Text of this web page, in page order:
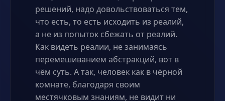
решений, надо довольствоваться тем,
что есть, то есть исходить из реалий,
а не из попыток сбежать от реалий.
Как видеть реалии, не занимаясь
перемешиванием абстракций, вот в
чём суть. А так, человек как в чёрной
комнате, благодаря своим
местячковым знаниям, не видит ни